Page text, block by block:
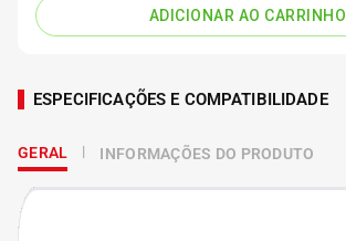
ADICIONAR AO CARRINHO
ESPECIFICAÇÕES E COMPATIBILIDADE
GERAL INFORMAÇÕES DO PRODUTO